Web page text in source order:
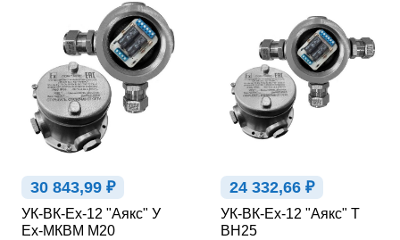
30 843,99 ₽
УК-ВК-Ex-12 "Аякс" У
Ex-МКВМ М20
24 332,66 ₽
УК-ВК-Ex-12 "Аякс" Т
ВН25